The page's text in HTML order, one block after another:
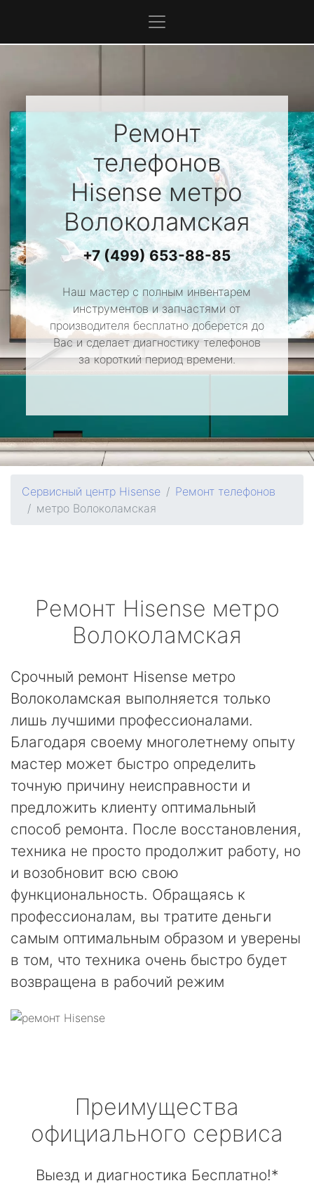
Ремонт
телефонов
Hisenseметро
Волоколамская
+7 (499) 653-88-85
Наш мастер с полным инвентарем
инструментов и запчастями от
производителя бесплатно доберется до
Вас и сделает диагностику телефонов
за короткий период времени.
Сервисный центр Hisense
Ремонт телефонов
метро Волоколамская
Ремонт Hisense метро
Волоколамская
Срочный ремонт Hisense метро
Волоколамская выполняется только
лишь лучшими профессионалами.
Благодаря своему многолетнему опыту
мастер может быстро определить
точную причину неисправности и
предложить клиенту оптимальный
способ ремонта. После восстановления,
техника не просто продолжит работу, но
и возобновит всю свою
функциональность. Обращаясь к
профессионалам, вы тратите деньги
самым оптимальным образом и уверены
в том, что техника очень быстро будет
возвращена в рабочий режим
Преимущества
официального сервиса
Выезд и диагностика Бесплатно!*